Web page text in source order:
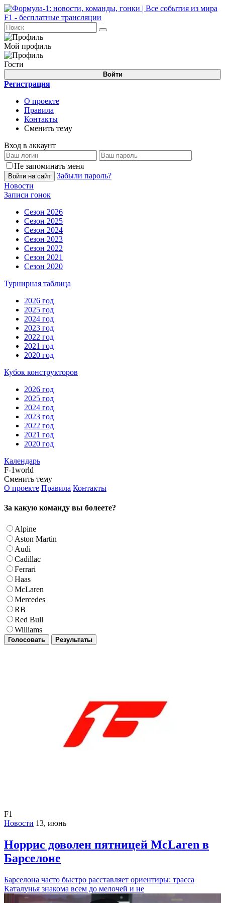
Мой профиль
Гости
Войти
Регистрация
О проекте
Правила
Контакты
Сменить тему
Вход в аккаунт
Не запоминать меня
Войти на сайт
Забыли пароль?
Новости
Записи гонок
Сезон 2026
Сезон 2025
Сезон 2024
Сезон 2023
Сезон 2022
Сезон 2021
Сезон 2020
Турнирная таблица
2026 год
2025 год
2024 год
2023 год
2022 год
2021 год
2020 год
Кубок конструкторов
2026 год
2025 год
2024 год
2023 год
2022 год
2021 год
2020 год
Календарь
F-1world
Сменить тему
О проекте Правила Контакты
За какую команду вы болеете?
Alpine
Aston Martin
Audi
Cadillac
Ferrari
Haas
McLaren
Mercedes
RB
Red Bull
Williams
Голосовать Результаты
F1
Новости 13, июнь
Норрис доволен пятницей McLaren в
Барселоне
Барселона часто быстро расставляет ориентиры: трасса
Каталунья знакома всем до мелочей и не